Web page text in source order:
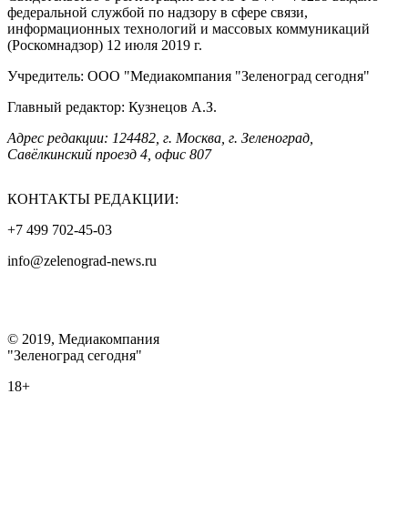
федеральной службой по надзору в сфере связи,
информационных технологий и массовых коммуникаций
(Роскомнадзор) 12 июля 2019 г.
Учредитель: ООО "Медиакомпания "Зеленоград сегодня"
Главный редактор: Кузнецов А.З.
Адрес редакции: 124482, г. Москва, г. Зеленоград,
Савёлкинский проезд 4, офис 807
КОНТАКТЫ РЕДАКЦИИ:
+7 499 702-45-03
info@zelenograd-news.ru
© 2019, Медиакомпания
"Зеленоград сегодня"
18+